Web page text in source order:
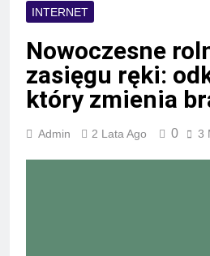
INTERNET
Nowoczesne
zasięgu ręki:
który zmienia
Admin 2 Lata Ago 0 3